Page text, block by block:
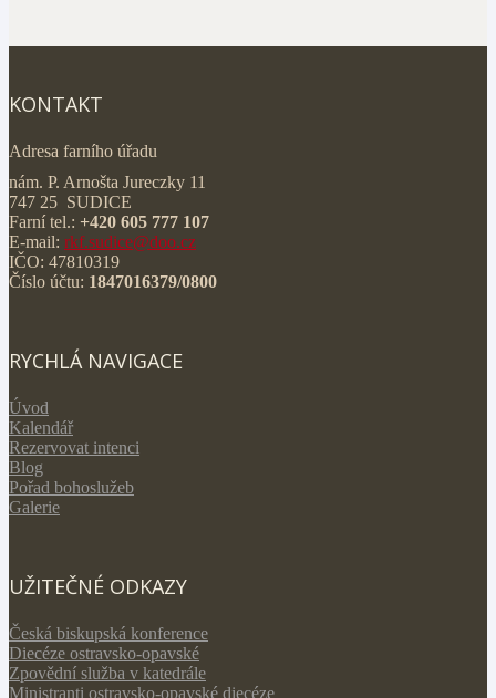
KONTAKT
Adresa farního úřadu
nám. P. Arnošta Jureczky 11
747 25 SUDICE
Farní tel.: +420 605 777 107
E-mail: rkf.sudice@doo.cz
IČO: 47810319
Číslo účtu: 1847016379/0800
RYCHLÁ NAVIGACE
Úvod
Kalendář
Rezervovat intenci
Blog
Pořad bohoslužeb
Galerie
UŽITEČNÉ ODKAZY
Česká biskupská konference
Diecéze ostravsko-opavské
Zpovědní služba v katedrále
Ministranti ostravsko-opavské diecéze